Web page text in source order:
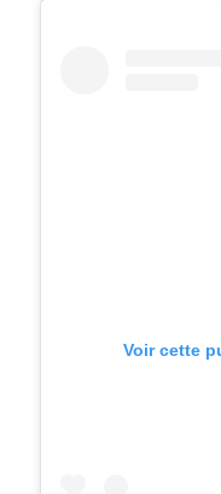
Voir cette